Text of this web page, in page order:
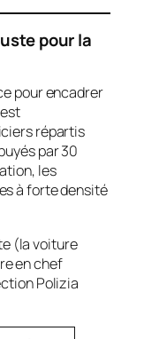
pour la
pour encadrer
répartis
par 30
les
à forte densité
(la voiture
en chef
Polizia